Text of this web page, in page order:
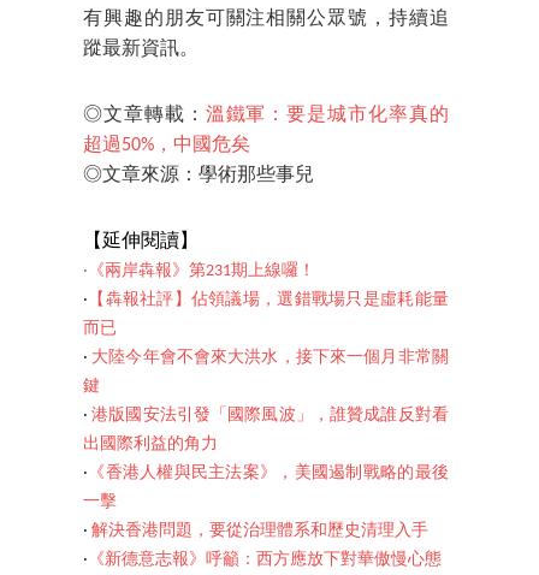
有興趣的朋友可關注相關公眾號，持續追
蹤最新資訊。
◎文章轉載： 溫鐵軍：要是城市化率真的
超過50%，中國危矣
◎文章來源：學術那些事兒
【延伸閱讀】
‧ 《兩岸犇報》第231期上線囉！
‧ 【犇報社評】佔領議場，選錯戰場只是虛耗能量
而已
‧ 大陸今年會不會來大洪水，接下來一個月非常關
鍵
‧港版國安法引發「國際風波」，誰贊成誰反對看
出國際利益的角力
‧ 《香港人權與民主法案》，美國遏制戰略的最後
一擊
‧ 解決香港問題，要從治理體系和歷史清理入手
‧ 《新德意志報》呼籲：西方應放下對華傲慢心態